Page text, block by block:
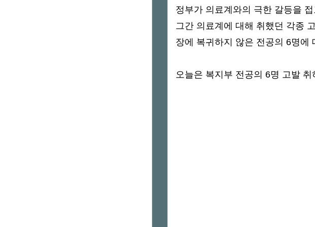
정부가 의료계와의 극한 갈등을
그간 의료계에 대해 취했던 각종
장에 복귀하지 않은 전공의 6명에
오늘은 복지부 전공의 6명 고발